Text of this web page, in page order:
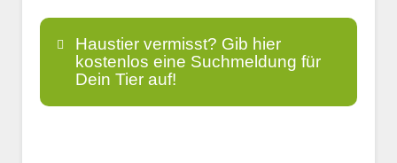
Haustier vermisst? Gib hier
kostenlos eine Suchmeldung für
Dein Tier auf!